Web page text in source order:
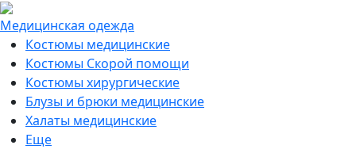
Медицинская одежда
Костюмы медицинские
Костюмы Скорой помощи
Костюмы хирургические
Блузы и брюки медицинские
Халаты медицинские
Еще